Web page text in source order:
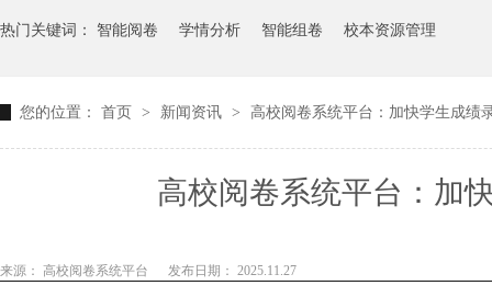
热门关键词： 智能阅卷 学情分析 智能组卷 校本资源管理
您的位置： 首页 > 新闻资讯 > 高校阅卷系统平台：加快学生成绩
高校阅卷系统平台：加
来源： 高校阅卷系统平台 发布日期： 2025.11.27